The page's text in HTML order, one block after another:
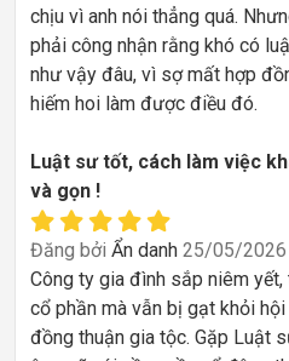
chịu vì anh nói thẳng quá.
phải công nhận rằng khó có
như vậy đâu, vì sợ mất hợp
hiếm hoi làm được điều đó.
Luật sư tốt, cách làm việc
và gọn !
Đăng bởi Ẩn danh 25/05/2026
Công ty gia đình sắp niêm
cổ phần mà vẫn bị gạt khỏi
đồng thuận gia tộc. Gặp Luật